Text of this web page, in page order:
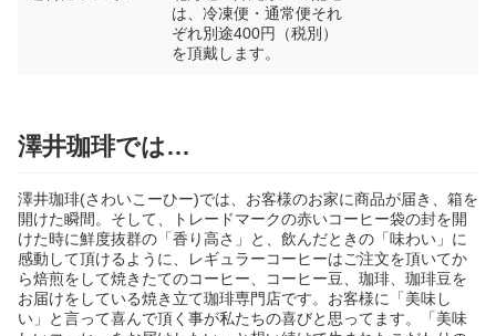
は、冷凍便・通常便それ
ぞれ別途400円（税別）
を頂戴します。
澤井珈琲では…
澤井珈琲(さわいこーひー)では、お客様のお家に商品が届き、箱を
開けた瞬間。そして、トレードマークの赤いコーヒー袋の封を開
けた時に鮮度抜群の「香り高さ」と、飲んだときの「味わい」に
感動して頂けるように、レギュラーコーヒーはご注文を頂いてか
ら焙煎をして焼きたてのコーヒー、コーヒー豆、珈琲、珈琲豆を
お届けをしている焼き立て珈琲専門店です。お客様に「美味し
い」と言って喜んで頂く事が私たちの喜びと思ってます。「美味